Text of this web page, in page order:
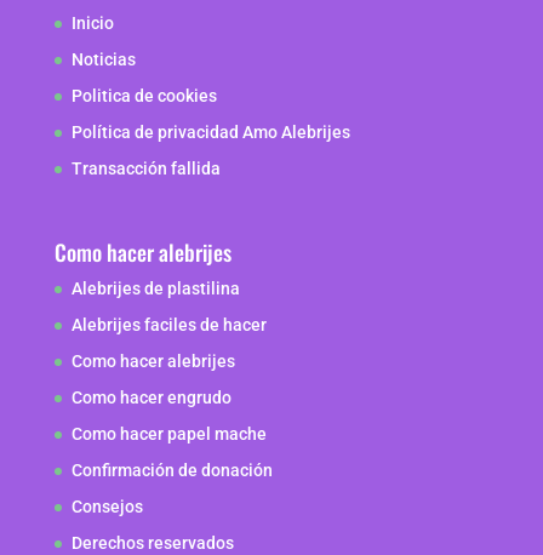
Inicio
Noticias
Politica de cookies
Política de privacidad Amo Alebrijes
Transacción fallida
Como hacer alebrijes
Alebrijes de plastilina
Alebrijes faciles de hacer
Como hacer alebrijes
Como hacer engrudo
Como hacer papel mache
Confirmación de donación
Consejos
Derechos reservados